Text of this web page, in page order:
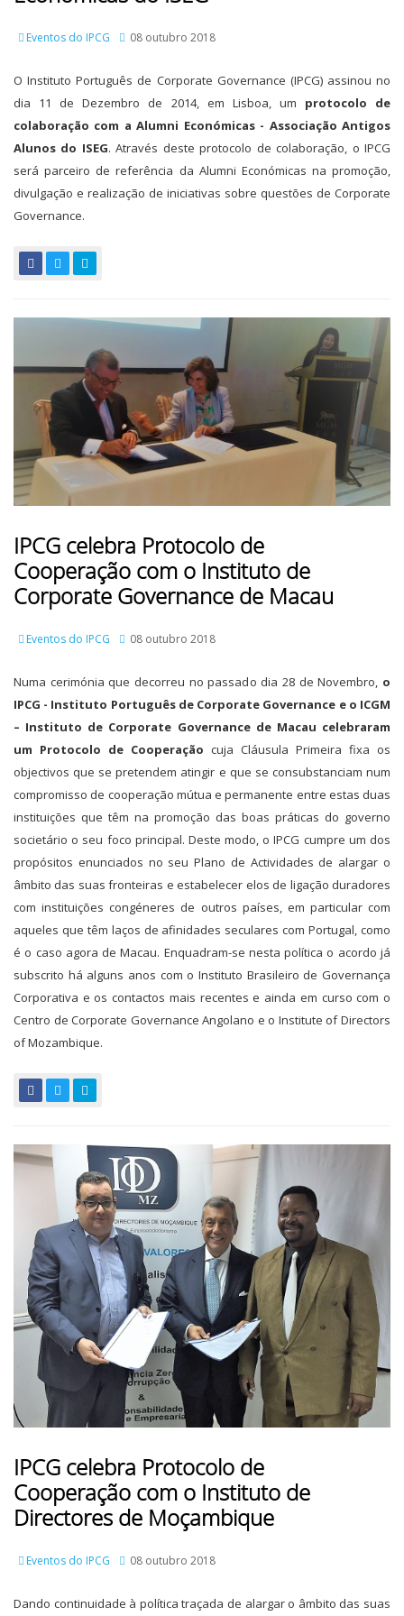
Eventos do IPCG 08 outubro 2018
O Instituto Português de Corporate Governance (IPCG) assinou no
dia 11 de Dezembro de 2014, em Lisboa, um protocolo de
colaboração com a Alumni Económicas - Associação Antigos
Alunos do ISEG. Através deste protocolo de colaboração, o IPCG
será parceiro de referência da Alumni Económicas na promoção,
divulgação e realização de iniciativas sobre questões de Corporate
Governance.
IPCG celebra Protocolo de
Cooperação com o Instituto de
Corporate Governance de Macau
Eventos do IPCG 08 outubro 2018
Numa cerimónia que decorreu no passado dia 28 de Novembro, o
IPCG - Instituto Português de Corporate Governance e o ICGM
– Instituto de Corporate Governance de Macau celebraram
um Protocolo de Cooperação cuja Cláusula Primeira fixa os
objectivos que se pretendem atingir e que se consubstanciam num
compromisso de cooperação mútua e permanente entre estas duas
instituições que têm na promoção das boas práticas do governo
societário o seu foco principal. Deste modo, o IPCG cumpre um dos
propósitos enunciados no seu Plano de Actividades de alargar o
âmbito das suas fronteiras e estabelecer elos de ligação duradores
com instituições congéneres de outros países, em particular com
aqueles que têm laços de afinidades seculares com Portugal, como
é o caso agora de Macau. Enquadram-se nesta política o acordo já
subscrito há alguns anos com o Instituto Brasileiro de Governança
Corporativa e os contactos mais recentes e ainda em curso com o
Centro de Corporate Governance Angolano e o Institute of Directors
of Mozambique.
IPCG celebra Protocolo de
Cooperação com o Instituto de
Directores de Moçambique
Eventos do IPCG 08 outubro 2018
Dando continuidade à política traçada de alargar o âmbito das suas